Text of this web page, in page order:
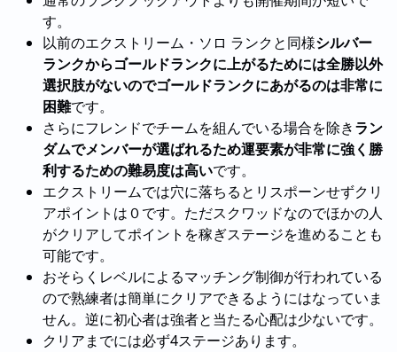
す。
以前のエクストリーム・ソロ ランクと同様シルバー
ランクからゴールドランクに上がるためには全勝以外
選択肢がないのでゴールドランクにあがるのは非常に
困難です。
さらにフレンドでチームを組んでいる場合を除きラン
ダムでメンバーが選ばれるため運要素が非常に強く勝
利するための難易度は高いです。
エクストリームでは穴に落ちるとリスポーンせずクリ
アポイントは０です。ただスクワッドなのでほかの人
がクリアしてポイントを稼ぎステージを進めることも
可能です。
おそらくレベルによるマッチング制御が行われている
ので熟練者は簡単にクリアできるようにはなっていま
せん。逆に初心者は強者と当たる心配は少ないです。
クリアまでには必ず4ステージあります。